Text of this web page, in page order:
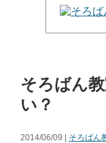
そろばん
い？
2014/06/09 | そろばん